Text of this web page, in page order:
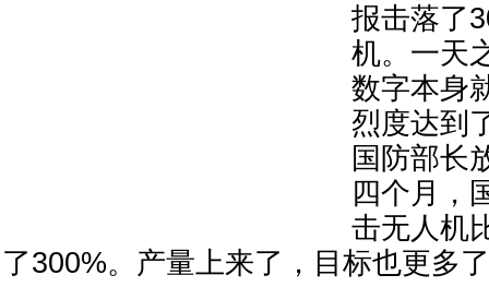
报击落了
机。一天
数字本身
烈度达到
国防部长
四个月，
击无人机
了300%。产量上来了，目标也更多